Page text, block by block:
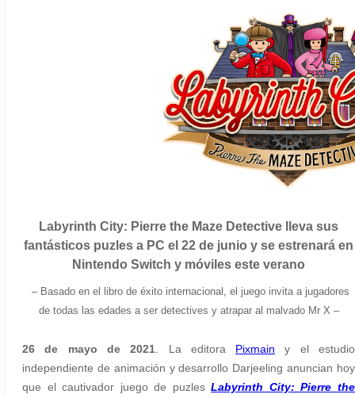
Labyrinth City: Pierre the Maze Detective lleva sus
fantásticos puzles a PC el 22 de junio y se estrenará en
Nintendo Switch y móviles este verano
– Basado en el libro de éxito internacional, el juego invita a jugadores
de todas las edades a ser detectives y atrapar al malvado Mr X –
26 de mayo de 2021 . La editora Pixmain y el estudio
independiente de animación y desarrollo Darjeeling anuncian hoy
que el cautivador juego de puzlesLabyrinth City: Pierre the